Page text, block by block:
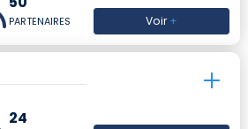
PARTENAIRES Voir+
24